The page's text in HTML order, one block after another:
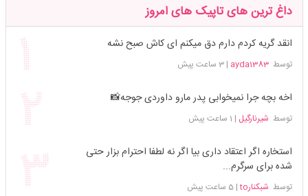
داغ ترین های تاپیک های امروز
انقد گریه کردم دارم دق میکنم ای کاش صبح نشه
توسطayda1383
|3 ساعت پیش
اخه بچه جرا نمیخوابی پدر مارو داوردی جوجه📸
توسط شیرنارگیل | 1 ساعت پیش
استخاره اگر اعتقاد داری بیا اگر نه لطفا احترام بزار حتی
شده برای سرگرم...
توسط شبکنارto |5 ساعت پیش